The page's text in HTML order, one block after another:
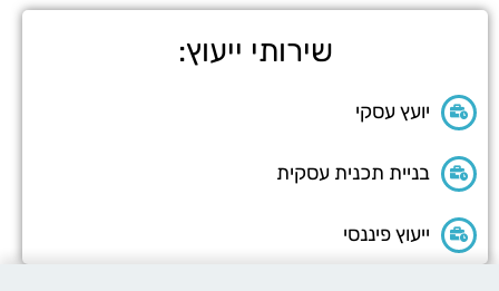
שירותי ייעוץ:
יועץ עסקי
בניית תכנית עסקית
ייעוץ פיננסי